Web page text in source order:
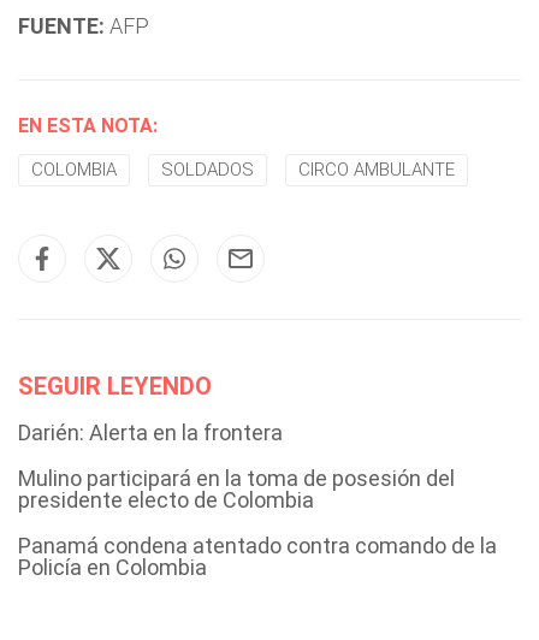
FUENTE: AFP
EN ESTA NOTA:
COLOMBIA SOLDADOS CIRCO AMBULANTE
SEGUIR LEYENDO
Darién: Alerta en la frontera
Mulino participará en la toma de posesión del
presidente electo de Colombia
Panamá condena atentado contra comando de la
Policía en Colombia